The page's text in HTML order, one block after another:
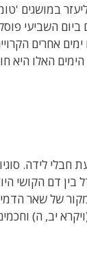
במושגים
ביום השביעי
אחרים
האלו היא
לידה.
דם הקושי
של שאר
יב, ה)